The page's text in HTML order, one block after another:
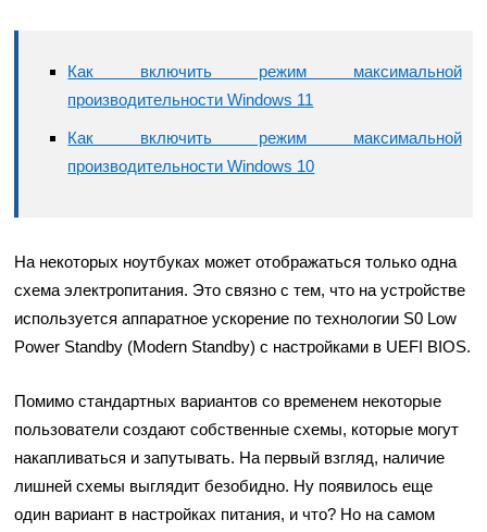
Как включить режим максимальной
производительности Windows 11
Как включить режим максимальной
производительности Windows 10
На некоторых ноутбуках может отображаться только одна
схема электропитания. Это связно с тем, что на устройстве
используется аппаратное ускорение по технологии S0 Low
Power Standby (Modern Standby) с настройками в UEFI BIOS.
Помимо стандартных вариантов со временем некоторые
пользователи создают собственные схемы, которые могут
накапливаться и запутывать. На первый взгляд, наличие
лишней схемы выглядит безобидно. Ну появилось еще
один вариант в настройках питания, и что? Но на самом